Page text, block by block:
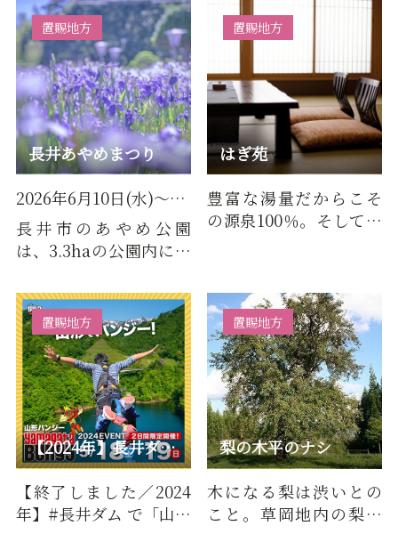
だく施設…
ほどかけ…
長井あやめまつり
置賜地方
2026年6月10日(水)～2026年7月5日(日)
長井市のあやめ公園
は、3.3haの公園内に数
誇る日本有数のあやめ
公園です…
はぎ苑
置賜地方
豊富な湯量だからこそ
の源泉100％。そして湯
【2024年】長井ダム で「山形バンジー」
置賜地方
【終了しました／2024
年】#長井ダム で「山形
梨の木平のナシ
置賜地方
木になる梨は渋いとの
こと。草岡地内の梨木